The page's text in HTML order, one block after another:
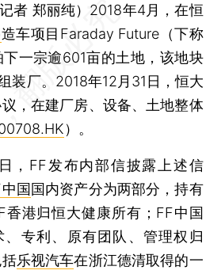
者 郑丽纯） 2018年4月，在恒
造车项目Faraday Future（下称
下一宗逾601亩的土地，该地块
装厂。2018年12月31日，恒大
，在建厂房、设备、土地整体
）。
FF发布内部信披露上述信
国 国内资产分为两部分，持有
港归恒大健康所有；FF中国
专利、原有团队、管理权归
乐视汽车在浙江德清取得的一